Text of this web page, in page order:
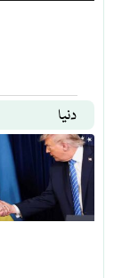
دنیا